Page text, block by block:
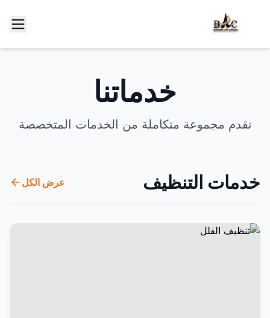
خدماتنا
نقدم مجموعة متكاملة من الخدمات المتخصصة
خدمات التنظيف عرض الكل